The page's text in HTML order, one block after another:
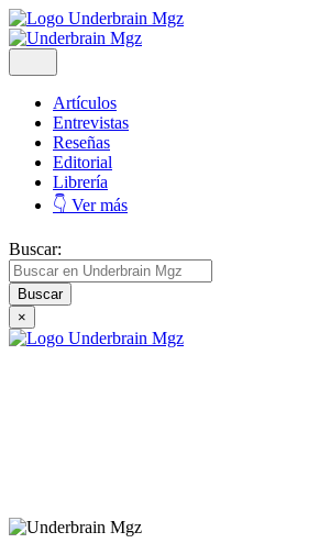
Artículos
Entrevistas
Reseñas
Editorial
Librería
👇 Ver más
Buscar:
×